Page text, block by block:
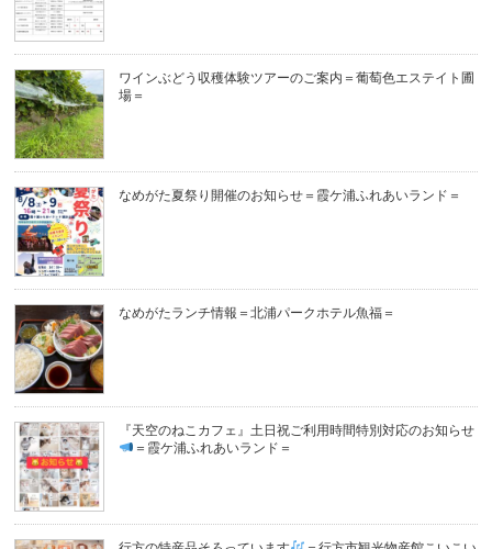
ワインぶどう収穫体験ツアーのご案内＝葡萄色エステイト圃
場＝
なめがた夏祭り開催のお知らせ＝霞ケ浦ふれあいランド＝
なめがたランチ情報＝北浦パークホテル魚福＝
『天空のねこカフェ』土日祝ご利用時間特別対応のお知らせ
＝霞ケ浦ふれあいランド＝